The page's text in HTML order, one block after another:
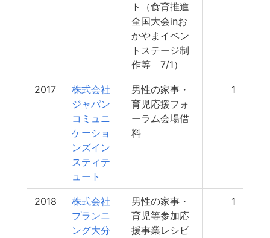
ト（食育推進
全国大会inお
かやまイベン
トステージ制
作等 7/1）
2017
株式会社
ジャパン
コミュニ
ケーショ
ンズイン
スティテ
ュート
男性の家事・
育児応援フォ
ーラム会場借
料
1
2018
株式会社
プランニ
ング大分
男性の家事・
育児等参加応
援事業レシピ
1